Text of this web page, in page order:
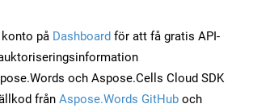
på Dashboard för att få gratis API-
och Aspose.Cells Cloud SDK
från Aspose.Words GitHub och